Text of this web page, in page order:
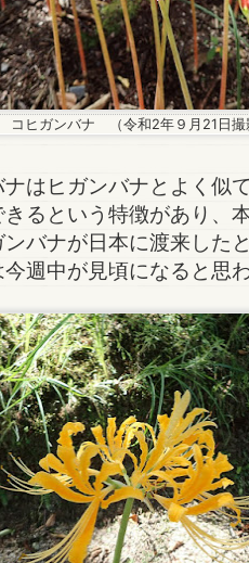
コヒガンバナ （令和2年９月21日撮
はヒガンバナとよく似
きるという特徴があり、
バナが日本に渡来した
週中が見頃になると思